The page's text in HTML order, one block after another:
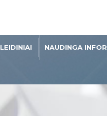
LEIDINIAI NAUDINGA